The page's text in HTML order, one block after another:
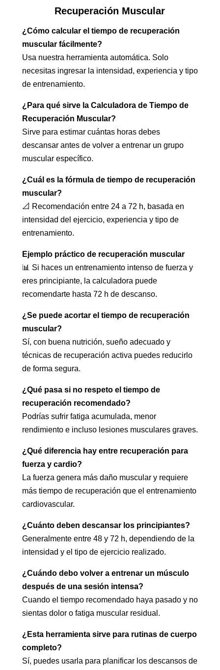
Recuperación Muscular
¿Cómo calcular el tiempo de recuperación
muscular fácilmente?
Usa nuestra herramienta automática. Solo
necesitas ingresar la intensidad, experiencia y tipo
de entrenamiento.
¿Para qué sirve la Calculadora de Tiempo de
Recuperación Muscular?
Sirve para estimar cuántas horas debes
descansar antes de volver a entrenar un grupo
muscular específico.
¿Cuál es la fórmula de tiempo de recuperación
muscular?
📐 Recomendación entre 24 a 72 h, basada en
intensidad del ejercicio, experiencia y tipo de
entrenamiento.
Ejemplo práctico de recuperación muscular
📊 Si haces un entrenamiento intenso de fuerza y
eres principiante, la calculadora puede
recomendarte hasta 72 h de descanso.
¿Se puede acortar el tiempo de recuperación
muscular?
Sí, con buena nutrición, sueño adecuado y
técnicas de recuperación activa puedes reducirlo
de forma segura.
¿Qué pasa si no respeto el tiempo de
recuperación recomendado?
Podrías sufrir fatiga acumulada, menor
rendimiento e incluso lesiones musculares graves.
¿Qué diferencia hay entre recuperación para
fuerza y cardio?
La fuerza genera más daño muscular y requiere
más tiempo de recuperación que el entrenamiento
cardiovascular.
¿Cuánto deben descansar los principiantes?
Generalmente entre 48 y 72 h, dependiendo de la
intensidad y el tipo de ejercicio realizado.
¿Cuándo debo volver a entrenar un músculo
después de una sesión intensa?
Cuando el tiempo recomendado haya pasado y no
sientas dolor o fatiga muscular residual.
¿Esta herramienta sirve para rutinas de cuerpo
completo?
Sí, puedes usarla para planificar los descansos de